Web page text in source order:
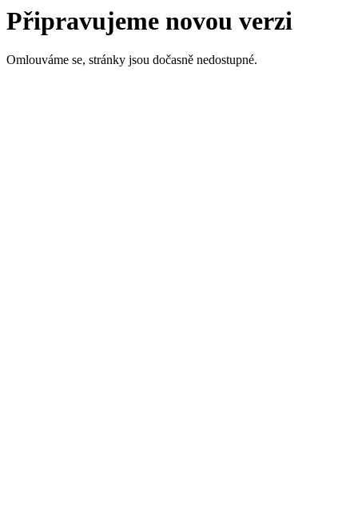
Připravujeme novou verzi
Omlouváme se, stránky jsou dočasně nedostupné.